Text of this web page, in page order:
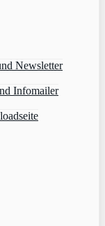
Newsletter
Infomailer